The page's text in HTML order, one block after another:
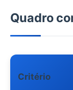
Quadro
Critério